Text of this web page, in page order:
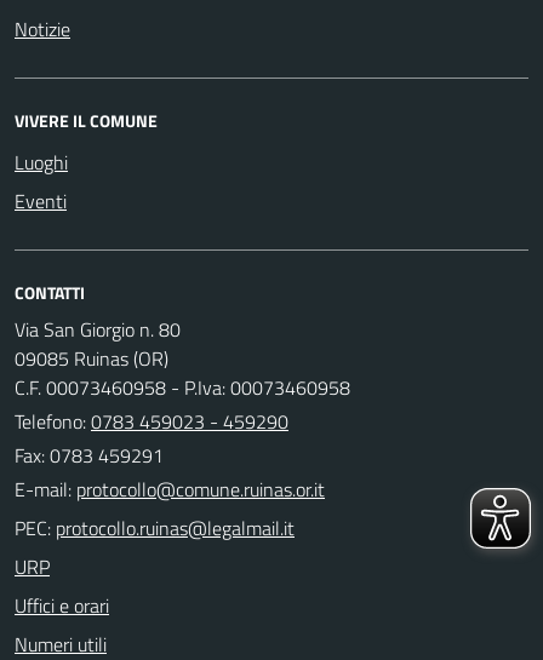
Notizie
VIVERE IL COMUNE
Luoghi
Eventi
CONTATTI
Via San Giorgio n. 80
09085 Ruinas (OR)
C.F. 00073460958 - P.Iva: 00073460958
Telefono:0783 459023 - 459290
Fax: 0783 459291
E-mail:
PEC:
URP
Uffici e orari
Numeri utili